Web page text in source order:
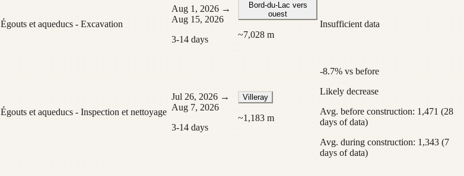
Égouts et aqueducs - Excavation
Aug 1, 2026 →
Aug 15, 2026
3-14 days
Bord-du-Lac vers
ouest
~7,028 m
Insufficient data
Égouts et aqueducs - Inspection et nettoyage
Jul 26, 2026 →
Aug 7, 2026
3-14 days
Villeray
~1,183 m
-8.7% vs before
Likely decrease
Avg. before construction: 1,471 (28
days of data)
Avg. during construction: 1,343 (7
days of data)